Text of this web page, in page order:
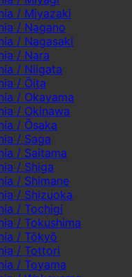
/ Miyazaki
/ Nagano
/ Nagasaki
/ Nara
/ Niigata
/ Ōita
/ Okayama
/ Okinawa
/ Ōsaka
/ Saga
/ Saitama
/ Shiga
/ Shimane
/ Shizuoka
/ Tochigi
/ Tokushima
/ Tōkyō
/ Tottori
/ Toyama